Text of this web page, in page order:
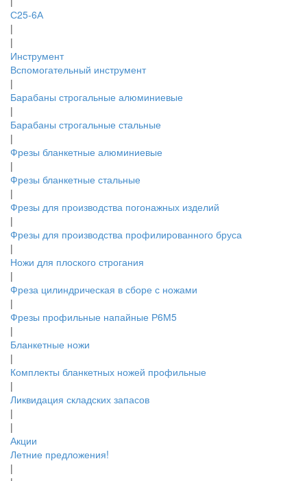
С25-6А
|
|
Инструмент
Вспомогательный инструмент
|
Барабаны строгальные алюминиевые
|
Барабаны строгальные стальные
|
Фрезы бланкетные алюминиевые
|
Фрезы бланкетные стальные
|
Фрезы для производства погонажных изделий
|
Фрезы для производства профилированного бруса
|
Ножи для плоского строгания
|
Фреза цилиндрическая в сборе с ножами
|
Фрезы профильные напайные Р6М5
|
Бланкетные ножи
|
Комплекты бланкетных ножей профильные
|
Ликвидация складских запасов
|
|
Акции
Летние предложения!
|